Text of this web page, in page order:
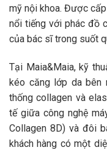
mỹ nội khoa. Được
nổi tiếng với phác đồ
của bác sĩ trong suốt
Tại Maia&Maia, kỹ
kéo căng lớp da bên
thống collagen và
tế giữa công nghệ
Collagen 8D) và đôi
khách hàng có một